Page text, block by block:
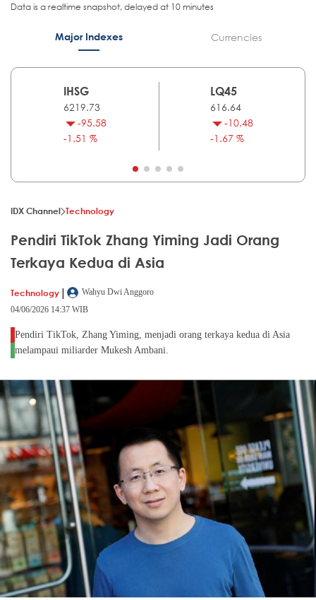
Data is a realtime snapshot, delayed at 10 minutes
Major Indexes Currencies
IHSG
6219.73
-95.58
-1.51 %
LQ45
616.64
-10.48
-1.67 %
IDX Channel Technology
Pendiri TikTok Zhang Yiming Jadi Orang
Terkaya Kedua di Asia
Technology |
Wahyu Dwi Anggoro
04/06/2026 14:37 WIB
Pendiri TikTok, Zhang Yiming, menjadi orang terkaya kedua di Asia
melampaui miliarder Mukesh Ambani.